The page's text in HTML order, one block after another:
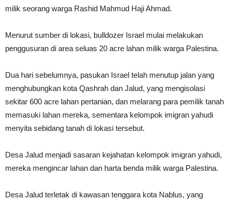
milik seorang warga Rashid Mahmud Haji Ahmad.
Menurut sumber di lokasi, bulldozer Israel mulai melakukan
penggusuran di area seluas 20 acre lahan milik warga Palestina.
Dua hari sebelumnya, pasukan Israel telah menutup jalan yang
menghubungkan kota Qashrah dan Jalud, yang mengisolasi
sekitar 600 acre lahan pertanian, dan melarang para pemilik tanah
memasuki lahan mereka, sementara kelompok imigran yahudi
menyita sebidang tanah di lokasi tersebut.
Desa Jalud menjadi sasaran kejahatan kelompok imigran yahudi,
mereka mengincar lahan dan harta benda milik warga Palestina.
Desa Jalud terletak di kawasan tenggara kota Nablus, yang